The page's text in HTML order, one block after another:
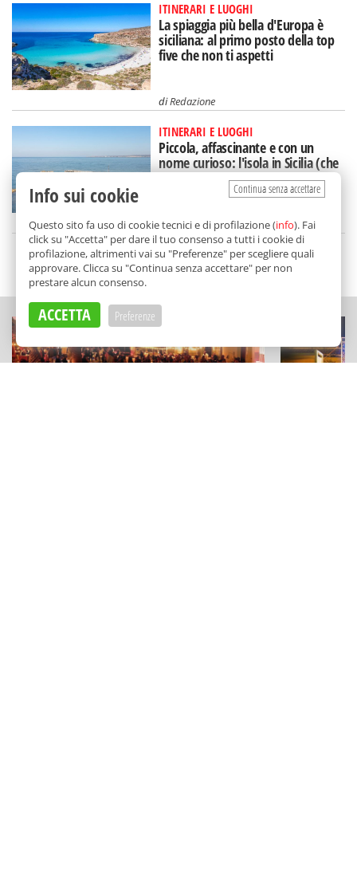
ITINERARI E LUOGHI
La spiaggia più bella d'Europa è
siciliana: al primo posto della top
five che non ti aspetti
diRedazione
ITINERARI E LUOGHI
Piccola, affascinante e con un
nome curioso: l'isola in Sicilia (che
rischia di scomparire)
diFederica Puglisi
SCELTO DA BALARM
Continua senza accettare
Info sui cookie
Questo sito fa uso di cookie tecnici e di profilazione (info). Fai
click su "Accetta" per dare il tuo consenso a tutti i cookie di
profilazione, altrimenti vai su "Preferenze" per scegliere quali
approvare. Clicca su "Continua senza accettare" per non
prestare alcun consenso.
ACCETTA Preferenze